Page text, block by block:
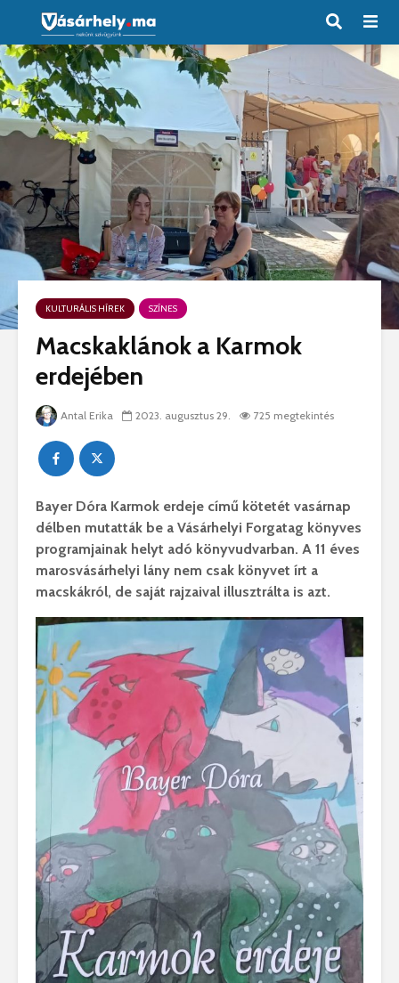
KULTURÁLIS HÍREK SZÍNES
Macskaklánok a Karmok
erdejében
Antal Erika 2023. augusztus 29. 725 megtekintés
Bayer Dóra Karmok erdeje című kötetét vasárnap
délben mutatták be a Vásárhelyi Forgatag könyves
programjainak helyt adó könyvudvarban. A 11 éves
marosvásárhelyi lány nem csak könyvet írt a
macskákról, de saját rajzaival illusztrálta is azt.